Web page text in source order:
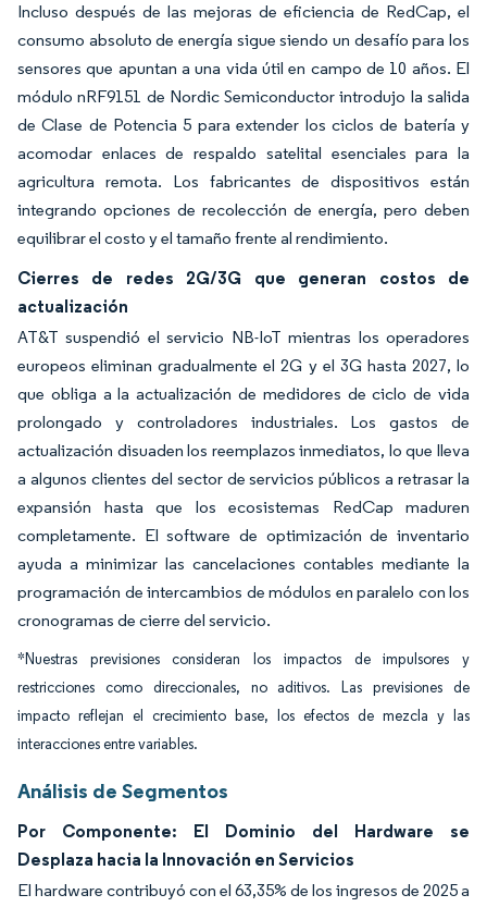
Incluso después de las mejoras de eficiencia de RedCap, el
consumo absoluto de energía sigue siendo un desafío para los
sensores que apuntan a una vida útil en campo de 10 años. El
módulo nRF9151 de Nordic Semiconductor introdujo la salida
de Clase de Potencia 5 para extender los ciclos de batería y
acomodar enlaces de respaldo satelital esenciales para la
agricultura remota. Los fabricantes de dispositivos están
integrando opciones de recolección de energía, pero deben
equilibrar el costo y el tamaño frente al rendimiento.
Cierres de redes 2G/3G que generan costos de
actualización
AT&T suspendió el servicio NB-IoT mientras los operadores
europeos eliminan gradualmente el 2G y el 3G hasta 2027, lo
que obliga a la actualización de medidores de ciclo de vida
prolongado y controladores industriales. Los gastos de
actualización disuaden los reemplazos inmediatos, lo que lleva
a algunos clientes del sector de servicios públicos a retrasar la
expansión hasta que los ecosistemas RedCap maduren
completamente. El software de optimización de inventario
ayuda a minimizar las cancelaciones contables mediante la
programación de intercambios de módulos en paralelo con los
cronogramas de cierre del servicio.
*Nuestras previsiones consideran los impactos de impulsores y
restricciones como direccionales, no aditivos. Las previsiones de
impacto reflejan el crecimiento base, los efectos de mezcla y las
interacciones entre variables.
Análisis de Segmentos
Por Componente: El Dominio del Hardware se
Desplaza hacia la Innovación en Servicios
El hardware contribuyó con el 63,35% de los ingresos de 2025 a